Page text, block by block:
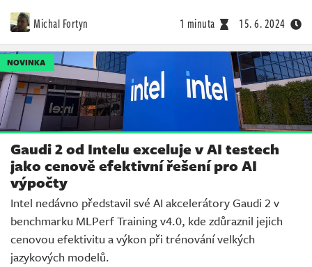
Michal Fortyn 1 minuta 15. 6. 2024
NOVINKA
Gaudi 2 od Intelu exceluje v AI testech
jako cenově efektivní řešení pro AI
výpočty
Intel nedávno představil své AI akcelerátory Gaudi 2 v
benchmarku MLPerf Training v4.0, kde zdůraznil jejich
cenovou efektivitu a výkon při trénování velkých
jazykových modelů.